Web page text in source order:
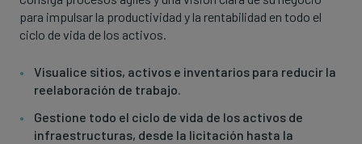
para impulsar la productividad y la rentabilidad en todo el
ciclo de vida de los activos.
Visualice sitios, activos e inventarios para reducir la
reelaboración de trabajo.
Gestione todo el ciclo de vida de los activos de
infraestructuras, desde la licitación hasta la